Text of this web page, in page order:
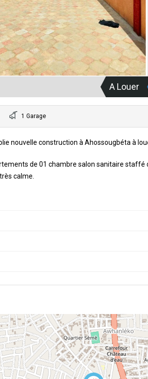
A Louer
1 Garage
nouvelle construction à Ahossougbéta à
de 01 chambre salon sanitaire staffé
calme.